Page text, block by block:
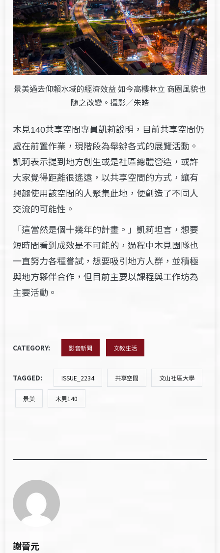
景美過去仰賴水域的經濟效益 如今高樓林立 商圈風貌也
隨之改變。攝影／朱皓
木見140共享空間專員凱莉說明，目前共享空間仍
處在前置作業，現階段為舉辦各式的展覽活動。
凱莉表示提到地方創生或是社區總體營造，或許
大家覺得距離很遙遠，以共享空間的方式，讓有
興趣使用該空間的人聚集此地，便創造了不同人
交流的可能性。
「這當然是個十幾年的計畫。」凱莉坦言，想要
短時間看到成效是不可能的，過程中木見團隊也
一直努力各種嘗試，想要吸引地方人群，並積極
與地方夥伴合作，但目前主要以課程與工作坊為
主要活動。
CATEGORY: 影音新聞 文教生活
TAGGED: ISSUE_2234 共享空間 文山社區大學
景美 木見140
謝晉元